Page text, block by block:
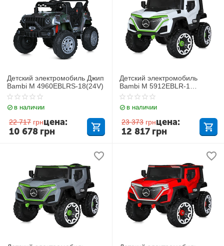
Детский электромобиль Джип
Bambi M 4960EBLRS-18(24V)
в наличии
22 717 грн
10 678 грн
цена:
Детский электромобиль
Bambi M 5912EBLR-1
Mercedes
в наличии
23 373 грн
12 817 грн
цена: